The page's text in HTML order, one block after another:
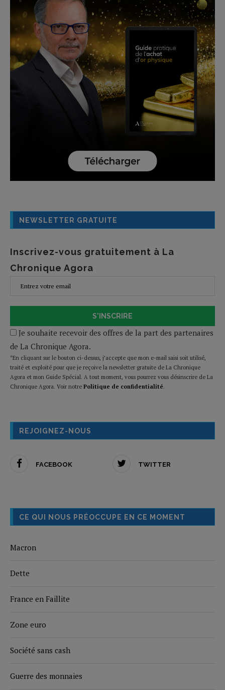
NEWSLETTER GRATUITE
Inscrivez-vous gratuitement à La
Chronique Agora
S'INSCRIRE
Je souhaite recevoir des offres de la part des partenaires
de La Chronique Agora.
*En cliquant sur le bouton ci-dessus, j’accepte que mon e-mail saisi soit utilisé,
traité et exploité pour que je reçoive la newsletter gratuite de La Chronique
Agora et mon Guide Spécial. A tout moment, vous pourrez vous désinscrire de La
Chronique Agora. Voir notre Politique de confidentialité.
REJOIGNEZ-NOUS
FACEBOOK TWITTER
CE QUI NOUS PRÉOCCUPE EN CE MOMENT
Macron
Dette
France en Faillite
Zone euro
Société sans cash
Guerre des monnaies